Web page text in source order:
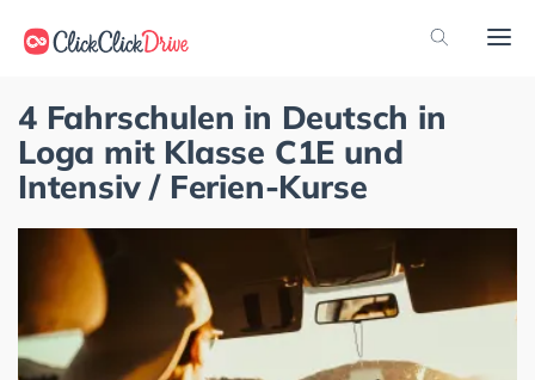
4 Fahrschulen in Deutsch in
Loga mit Klasse C1E und
Intensiv / Ferien-Kurse